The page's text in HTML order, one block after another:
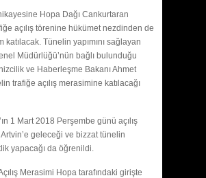
hikayesine Hopa Dağı Cankurtaran
açılış törenine hükümet nezdinden de
katılacak. Tünelin yapımını sağlayan
Müdürlüğü’nün bağlı bulunduğu
ve Haberleşme Bakanı Ahmet
trafiğe açılış merasimine katılacağı
1 Mart 2018 Perşembe günü açılış
geleceği ve bizzat tünelin
yapacağı da öğrenildi.
Merasimi Hopa tarafındaki girişte